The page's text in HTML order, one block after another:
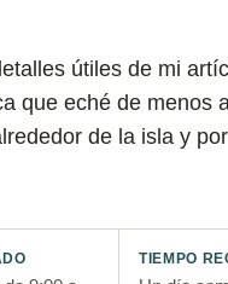
útiles de mi
que eché de menos
de la isla y
TIEMPO